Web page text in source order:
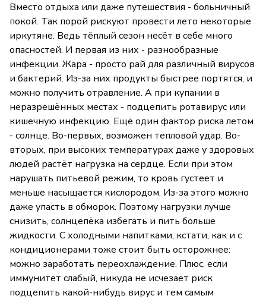
Вместо отдыха или даже путешествия - больничный
покой. Так порой рискуют провести лето некоторые
иркутяне. Ведь тёплый сезон несёт в себе много
опасностей. И первая из них - разнообразные
инфекции. Жара - просто рай для различный вирусов
и бактерий. Из-за них продукты быстрее портятся, и
можно получить отравление. А при купании в
неразрешённых местах - подцепить ротавирус или
кишечную инфекцию. Ещё один фактор риска летом
- солнце. Во-первых, возможен тепловой удар. Во-
вторых, при высоких температурах даже у здоровых
людей растёт нагрузка на сердце. Если при этом
нарушать питьевой режим, то кровь густеет и
меньше насыщается кислородом. Из-за этого можно
даже упасть в обморок. Поэтому нагрузки лучше
снизить, солнцепёка избегать и пить больше
жидкости. С холодными напитками, кстати, как и с
кондиционерами тоже стоит быть осторожнее:
можно заработать переохлаждение. Плюс, если
иммунитет слабый, никуда не исчезает риск
подцепить какой-нибудь вирус и тем самым